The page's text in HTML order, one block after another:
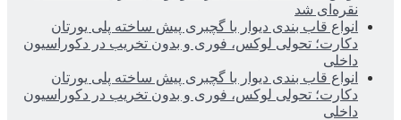
نقره‌ای شد
انواع قاب بندی دیوار با گچبری پیش ساخته پلی یورتان
دکارت؛ تحولی لوکس، فوری و بدون تخریب در دکوراسیون
داخلی
انواع قاب بندی دیوار با گچبری پیش ساخته پلی یورتان
دکارت؛ تحولی لوکس، فوری و بدون تخریب در دکوراسیون
داخلی